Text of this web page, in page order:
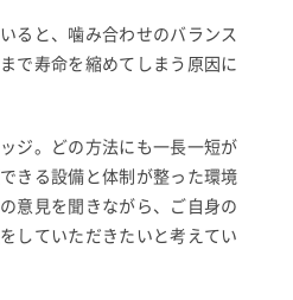
ると、噛み合わせのバランス
で寿命を縮めてしまう原因に
ジ。どの方法にも一長一短が
きる設備と体制が整った環境
意見を聞きながら、ご自身の
していただきたいと考えてい